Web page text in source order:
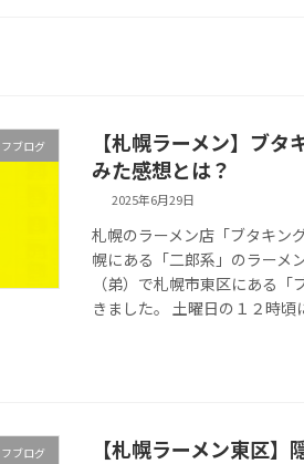
ブログ
【札幌ラーメン】ブ
みた感想とは？
2025年6月29日
札幌のラーメン店「ブタキン
幌にある「二郎系」のラーメ
（弟）で札幌市東区にある
きました。 土曜日の１２時
ブログ 【札幌ラーメン東区